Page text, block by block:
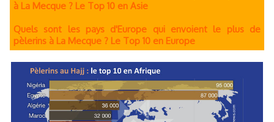
à La Mecque ? Le Top 10 en Asie
Quels sont les pays d'Europe qui envoient le plus de
pèlerins à La Mecque ? Le Top 10 en Europe